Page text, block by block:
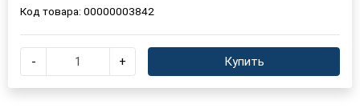
Код товара: 00000003842
- + Купить